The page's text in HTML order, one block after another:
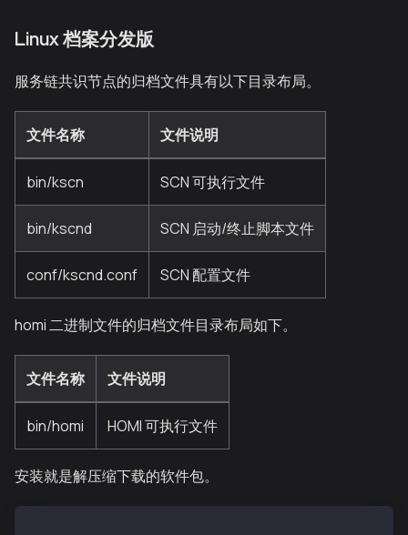
Linux 档案分发版
服务链共识节点的归档文件具有以下目录布局。
文件名称 文件说明
bin/kscn SCN 可执行文件
bin/kscnd SCN 启动/终止脚本文件
conf/kscnd.conf SCN 配置文件
homi 二进制文件的归档文件目录布局如下。
文件名称 文件说明
bin/homi HOMI 可执行文件
安装就是解压缩下载的软件包。